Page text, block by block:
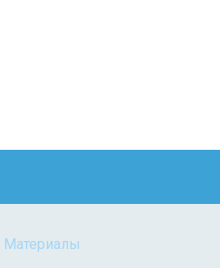
Материалы